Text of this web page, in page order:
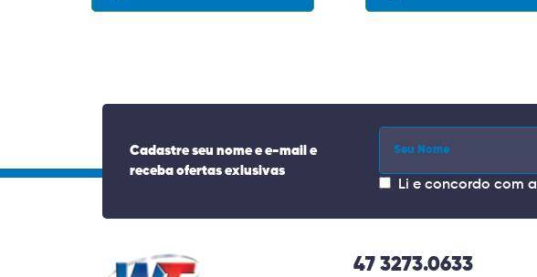
Cadastre seu nome e e-mail e
receba ofertas exlusivas
Li e concordo com a
47 3273.0633